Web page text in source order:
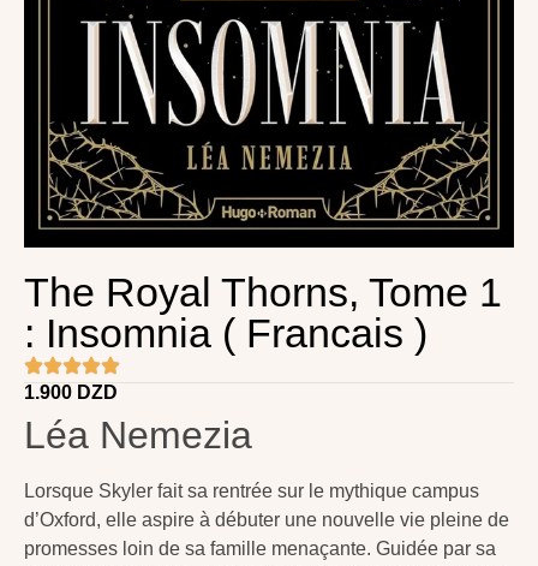
The Royal Thorns, Tome 1
: Insomnia ( Francais )
1.900 DZD
Léa Nemezia
Lorsque Skyler fait sa rentrée sur le mythique campus
d’Oxford, elle aspire à débuter une nouvelle vie pleine de
promesses loin de sa famille menaçante. Guidée par sa